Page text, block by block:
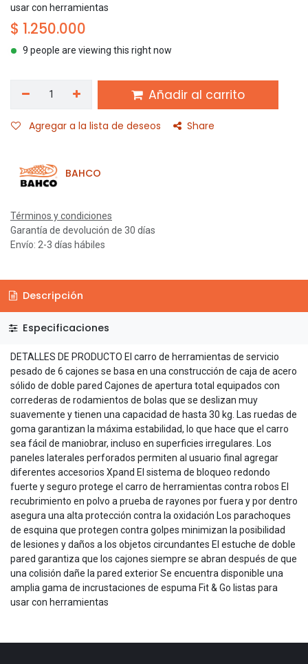
usar con herramientas
$ 1.250.000
9 people are viewing this right now
Añadir al carrito
Agregar a la lista de deseos Share
BAHCO
Términos y condiciones
Garantía de devolución de 30 días
Envío: 2-3 días hábiles
Descripción
Especificaciones
DETALLES DE PRODUCTO El carro de herramientas de servicio
pesado de 6 cajones se basa en una construcción de caja de acero
sólido de doble pared Cajones de apertura total equipados con
correderas de rodamientos de bolas que se deslizan muy
suavemente y tienen una capacidad de hasta 30 kg. Las ruedas de
goma garantizan la máxima estabilidad, lo que hace que el carro
sea fácil de maniobrar, incluso en superficies irregulares. Los
paneles laterales perforados permiten al usuario final agregar
diferentes accesorios Xpand El sistema de bloqueo redondo
fuerte y seguro protege el carro de herramientas contra robos El
recubrimiento en polvo a prueba de rayones por fuera y por dentro
asegura una alta protección contra la oxidación Los parachoques
de esquina que protegen contra golpes minimizan la posibilidad
de lesiones y daños a los objetos circundantes El estuche de doble
pared garantiza que los cajones siempre se abran después de que
una colisión dañe la pared exterior Se encuentra disponible una
amplia gama de incrustaciones de espuma Fit & Go listas para
usar con herramientas